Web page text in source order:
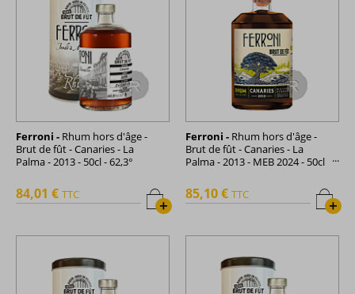
Ferroni - Rhum hors d'âge -
Brut de fût - Canaries - La
Palma - 2013 - 50cl - 62,3°
+
84,01 € TTC
Ferroni - Rhum hors d'âge -
Brut de fût - Canaries - La
Palma - 2013 - MEB 2024 - 50cl
+
85,10 € TTC